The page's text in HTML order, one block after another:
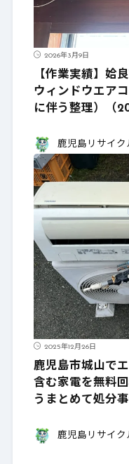
2026年3月9日
【作業実績】姶
ウィンドウエア
に伴う整理）（
鹿児島リサイク
2025年12月26日
鹿児島市城山で
含む家電を無料
うまとめて処分事
鹿児島リサイク